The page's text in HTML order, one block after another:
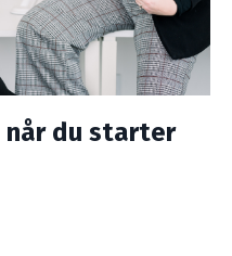
når du starter